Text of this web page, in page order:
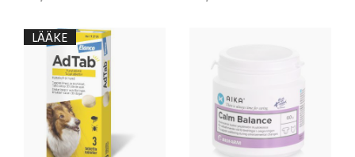
LÄÄKE